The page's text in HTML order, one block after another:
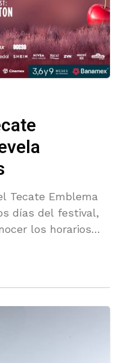
Tecate Emblema
días del festival,
los horarios